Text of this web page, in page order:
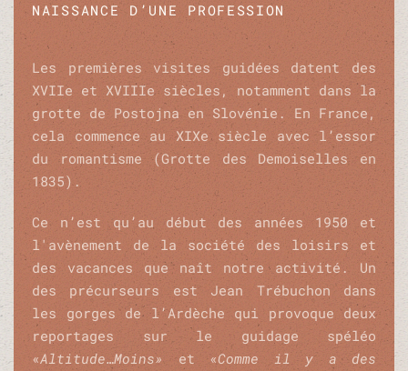
NAISSANCE D’UNE PROFESSION
Les premières visites guidées datent des
XVIIe et XVIIIe siècles, notamment dans la
grotte de Postojna en Slovénie. En France,
cela commence au XIXe siècle avec l’essor
du romantisme (Grotte des Demoiselles en
1835).
Ce n’est qu’au début des années 1950 et
l'avènement de la société des loisirs et
des vacances que naît notre activité. Un
des précurseurs est Jean Trébuchon dans
les gorges de l’Ardèche qui provoque deux
reportages sur le guidage spéléo
«Altitude…Moins» et «Comme il y a des